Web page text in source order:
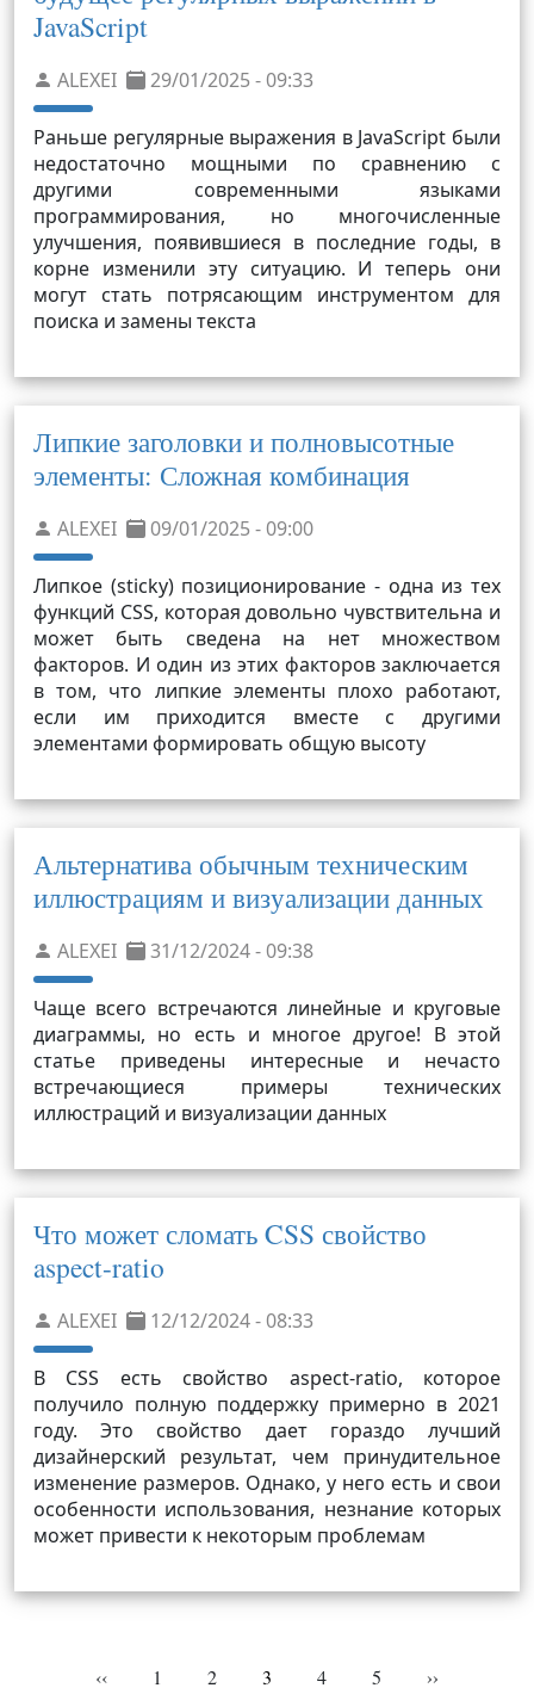
JavaScript
ALEXEI 29/01/2025 - 09:33
Раньше регулярные выражения в JavaScript были
недостаточно мощными по сравнению с
другими современными языками
программирования, но многочисленные
улучшения, появившиеся в последние годы, в
корне изменили эту ситуацию. И теперь они
могут стать потрясающим инструментом для
поиска и замены текста
Липкие заголовки и полновысотные
элементы: Сложная комбинация
ALEXEI 09/01/2025 - 09:00
Липкое (sticky) позиционирование - одна из тех
функций CSS, которая довольно чувствительна и
может быть сведена на нет множеством
факторов. И один из этих факторов заключается
в том, что липкие элементы плохо работают,
если им приходится вместе с другими
элементами формировать общую высоту
Альтернатива обычным техническим
иллюстрациям и визуализации данных
ALEXEI 31/12/2024 - 09:38
Чаще всего встречаются линейные и круговые
диаграммы, но есть и многое другое! В этой
статье приведены интересные и нечасто
встречающиеся примеры технических
иллюстраций и визуализации данных
Что может сломать CSS свойство
aspect-ratio
ALEXEI 12/12/2024 - 08:33
В CSS есть свойство aspect-ratio, которое
получило полную поддержку примерно в 2021
году. Это свойство дает гораздо лучший
дизайнерский результат, чем принудительное
изменение размеров. Однако, у него есть и свои
особенности использования, незнание которых
может привести к некоторым проблемам
Нумерация страниц
Предыдущая страница
‹‹ Page
1 Page
2 Текущая страница
3 Page
4 Page
5 Следующая
››